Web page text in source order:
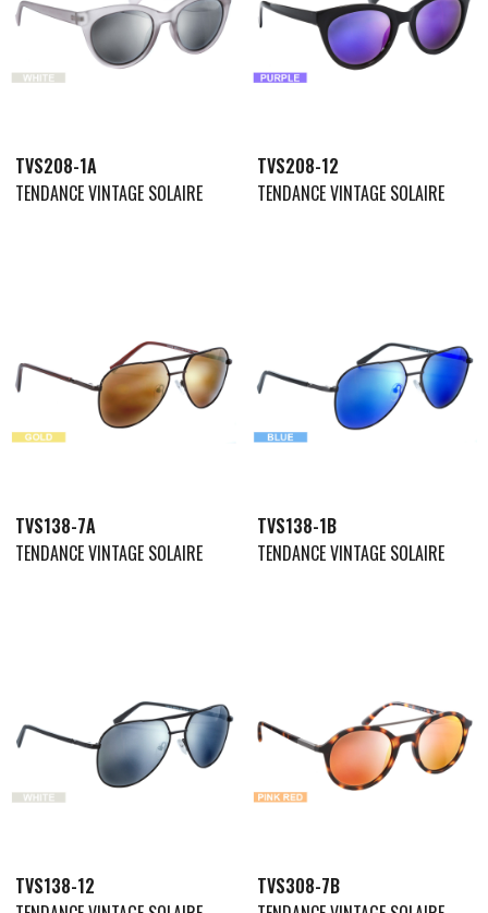
TVS208-1A
TENDANCE VINTAGE SOLAIRE
TVS208-12
TENDANCE VINTAGE SOLAIRE
TVS138-7A
TENDANCE VINTAGE SOLAIRE
TVS138-1B
TENDANCE VINTAGE SOLAIRE
TVS138-12
TVS308-7B